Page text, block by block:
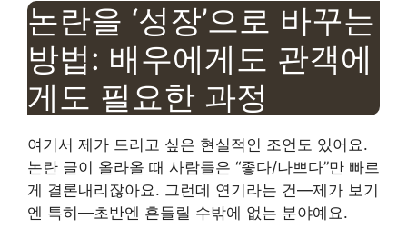
논란을 ‘성장’으로 바꾸는
방법: 배우에게도 관객에
게도 필요한 과정
여기서 제가 드리고 싶은 현실적인 조언도 있어요.
논란 글이 올라올 때 사람들은 “좋다/나쁘다”만 빠르
게 결론내리잖아요. 그런데 연기라는 건—제가 보기
엔 특히—초반엔 흔들릴 수밖에 없는 분야예요.